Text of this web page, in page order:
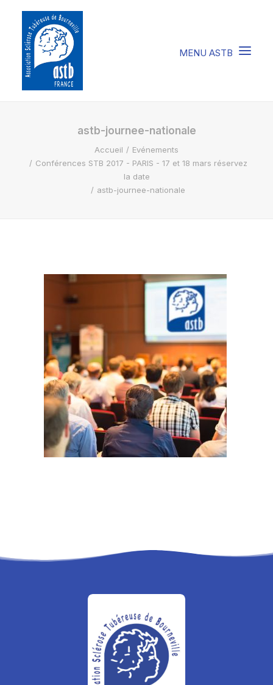
COMPRENDRE LA STB
SOIGNER LA STB
RECHERCHE
astb-journee-nationale
Accueil
Evénements
Conférences STB 2017 - PARIS - 17 et 18 mars réservez
la date
astb-journee-nationale